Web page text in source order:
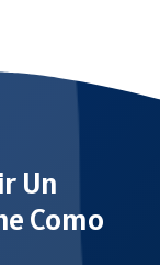
Un
Como